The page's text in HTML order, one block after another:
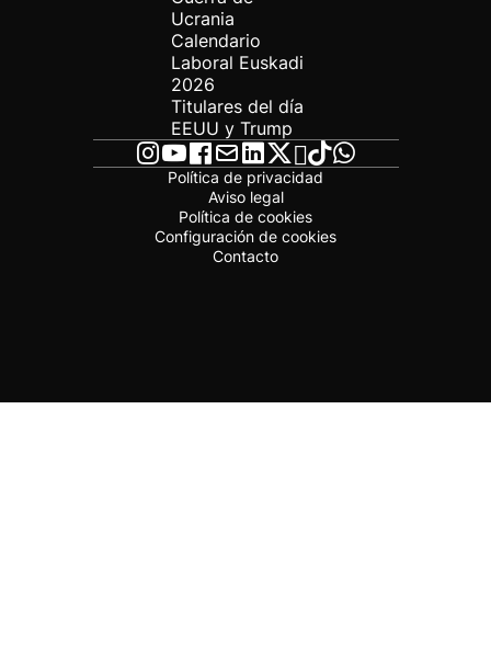
Ucrania
Calendario
Laboral Euskadi
2026
Titulares del día
EEUU y Trump
Política de privacidad
Aviso legal
Política de cookies
Configuración de cookies
Contacto